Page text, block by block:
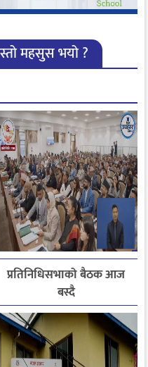
महसुस भयो ?
प्रतिनिधिसभाको बैठक आज
बस्दै